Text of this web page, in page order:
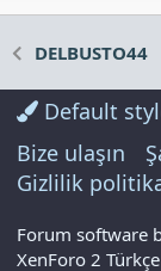
DELBUSTO44
Default
Bize ulaşın
Gizlilik
Forum software
XenForo 2